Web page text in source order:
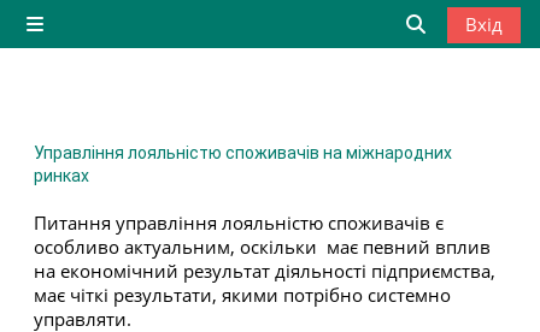
Перейти до головного вмісту
Бокова панель
Вхід
Управління лояльністю споживачів на міжнародних
ринках
Питання управління лояльністю споживачів є
особливо актуальним, оскільки має певний вплив
на економічний результат діяльності підприємства,
має чіткі результати, якими потрібно системно
управляти.